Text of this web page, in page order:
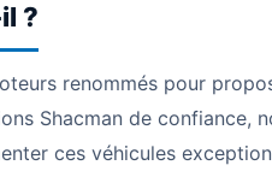
?
renommés pour
Shacman de confiance,
ces véhicules